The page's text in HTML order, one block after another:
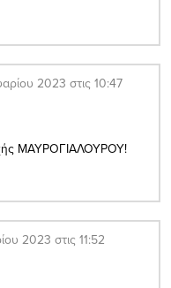
2023 στις 10:47
ΜΑΥΡΟΓΙΑΛΟΥΡΟΥ!
2023 στις 11:52